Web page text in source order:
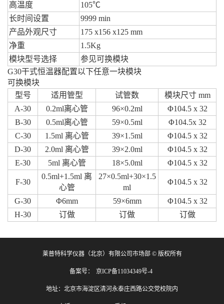
高温度
105℃
长时间设置
9999 min
产品外观尺寸
175 x156 x125 mm
净重
1.5Kg
模块型号选择
参见可换模块
G30干式恒温器配置以下任意一块模块
可换模块
型号
适用管型 试管数
模块尺寸 mm
A-30
0.2ml离心管 96×0.2ml
Φ104.5 x 32
B-30
0.5ml离心管 59×0.5ml
Φ104.5x 32
C-30
1.5ml 离心管 39×1.5ml
Φ104.5 x 32
D-30
2.0ml 离心管 39×2.0ml
Φ104.5 x 32
E-30
5ml 离心管 18×5.0ml Φ104.5 x 32
F-30
0.5ml+1.5ml 离
心管
27×0.5ml+30×1.5
ml
Φ104.5 x 32
G-30 Φ6mm 59×6mm
Φ104.5 x 32
H-30
订做 订做 订做
莱普特科学仪器（北京）有限公司市场部 © 版权所有
备案号： 京ICP备11034349号-4
地址：北京市海淀区清河永泰庄西路公交党校院内